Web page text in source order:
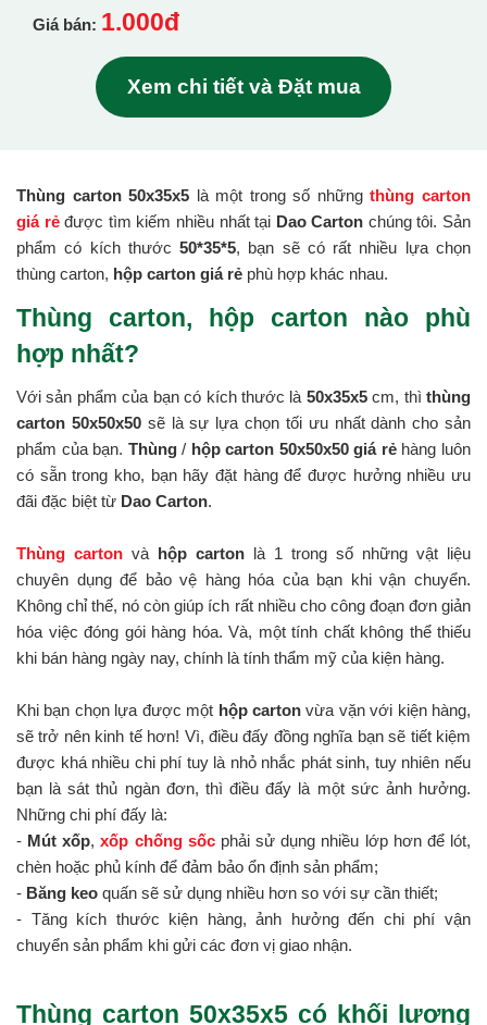
Giá bán: 1.000đ
Xem chi tiết và Đặt mua
Thùng carton 50x35x5 là một trong số nhữngthùng carton
giá rẻđược tìm kiếm nhiều nhất tại Dao Carton chúng tôi. Sản
phẩm có kích thước50*35*5, bạn sẽ có rất nhiều lựa chọn
thùng carton, hộp carton giá rẻ phù hợp khác nhau.
Thùng carton, hộp carton nào phù
hợp nhất?
Với sản phẩm của bạn có kích thước là 50x35x5cm, thìthùng
carton 50x50x50sẽ là sự lựa chọn tối ưu nhất dành cho sản
phẩm của bạn. Thùng/ hộp carton 50x50x50 giá rẻhàng luôn
có sẵn trong kho, bạn hãy đặt hàng để được hưởng nhiều ưu
đãi đặc biệt từ Dao Carton.
Thùng carton và hộp carton là 1 trong số những vật liệu
chuyên dụng để bảo vệ hàng hóa của bạn khi vận chuyển.
Không chỉ thế, nó còn giúp ích rất nhiều cho công đoạn đơn giản
hóa việc đóng gói hàng hóa. Và, một tính chất không thể thiếu
khi bán hàng ngày nay, chính là tính thẩm mỹ của kiện hàng.
Khi bạn chọn lựa được một hộp cartonvừa vặn với kiện hàng,
sẽ trở nên kinh tế hơn! Vì, điều đấy đồng nghĩa bạn sẽ tiết kiệm
được khá nhiều chi phí tuy là nhỏ nhắc phát sinh, tuy nhiên nếu
bạn là sát thủ ngàn đơn, thì điều đấy là một sức ảnh hưởng.
Những chi phí đấy là:
- Mút xốp,xốp chống sốcphải sử dụng nhiều lớp hơn để lót,
chèn hoặc phủ kính để đảm bảo ổn định sản phẩm;
- Băng keo quấn sẽ sử dụng nhiều hơn so với sự cần thiết;
- Tăng kích thước kiện hàng, ảnh hưởng đến chi phí vận
chuyển sản phẩm khi gửi các đơn vị giao nhận.
Thùng carton 50x35x5 có khối lượng